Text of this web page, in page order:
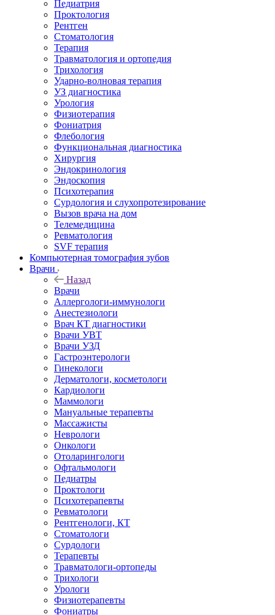
Педиатрия
Проктология
Рентген
Стоматология
Терапия
Травматология и ортопедия
Трихология
Ударно-волновая терапия
УЗ диагностика
Урология
Физиотерапия
Фониатрия
Флебология
Функциональная диагностика
Хирургия
Эндокринология
Эндоскопия
Психотерапия
Сурдология и слухопротезирование
Вызов врача на дом
Телемедицина
Ревматология
SVF терапия
Компьютерная томография зубов
Врачи
Назад
Врачи
Аллергологи-иммунологи
Анестезиологи
Врач КТ диагностики
Врачи УВТ
Врачи УЗД
Гастроэнтерологи
Гинекологи
Дерматологи, косметологи
Кардиологи
Маммологи
Мануальные терапевты
Массажисты
Неврологи
Онкологи
Отоларингологи
Офтальмологи
Педиатры
Проктологи
Психотерапевты
Ревматологи
Рентгенологи, КТ
Стоматологи
Сурдологи
Терапевты
Травматологи-ортопеды
Трихологи
Урологи
Физиотерапевты
Фониатры